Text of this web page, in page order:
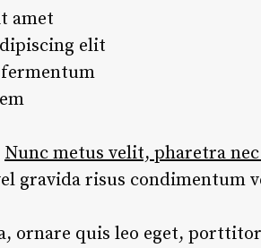
amet
elit
fermentum
Nunc metus velit, pharetra
gravida risus condimentum
ornare quis leo eget,